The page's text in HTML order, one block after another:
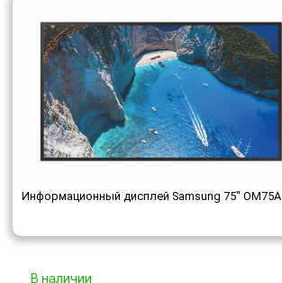
Информационный дисплей Samsung 75" OM75A
В наличии